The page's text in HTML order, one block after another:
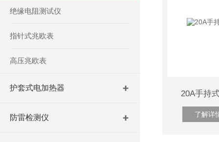
绝缘电阻测试仪
指针式兆欧表
高压兆欧表
护套式电加热器
防雷检测仪
20A手持
了解详